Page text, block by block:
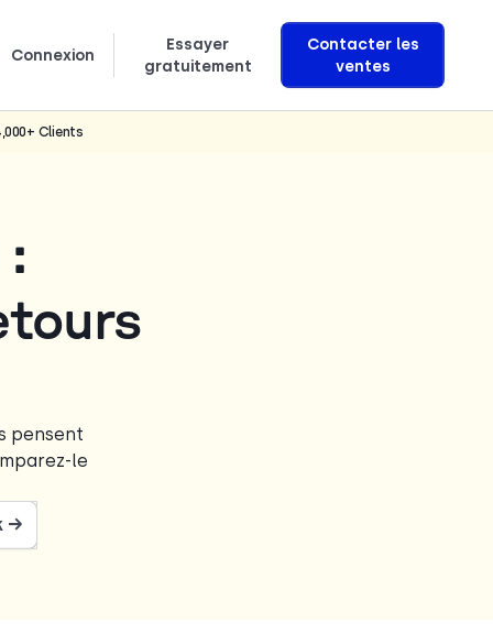
Connexion
Essayer
gratuitement
Contacter les
ventes
Clients
pensent
le
→